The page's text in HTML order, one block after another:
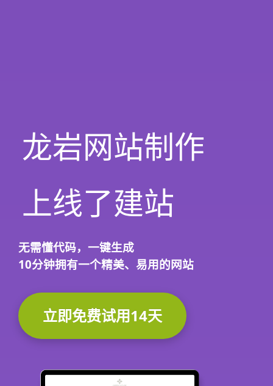
龙岩网站制作
上线了建站
无需懂代码， 一键生成
10分钟拥有一个精美、易用的网站
立即免费试用14天